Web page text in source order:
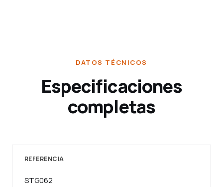
DATOS TÉCNICOS
Especificaciones
completas
REFERENCIA
STG062